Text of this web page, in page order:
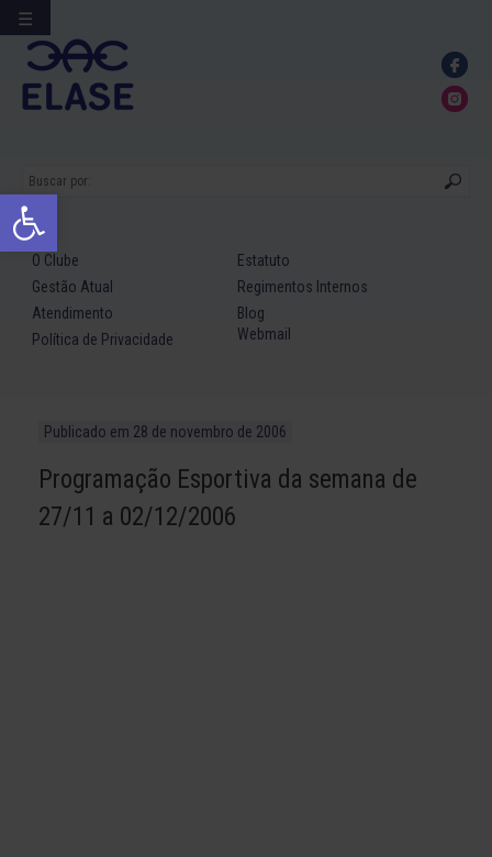
Abrir a barra de ferramentas
Ir
para
conteúdo
O Clube
Estatuto
Gestão Atual
Regimentos Internos
Atendimento
Blog
Política de Privacidade
Webmail
Publicado em 28 de novembro de 2006
Programação Esportiva da semana de
27/11 a 02/12/2006
☰